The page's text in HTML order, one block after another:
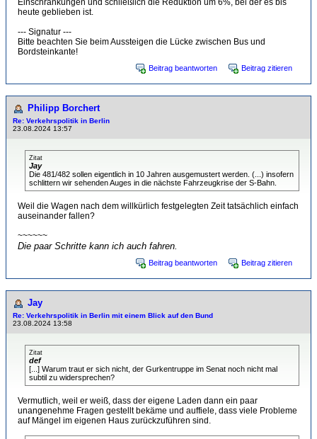
Einschränkungen und schließlich die Reduktion um 6%, bei der es bis
heute geblieben ist.
--- Signatur ---
Bitte beachten Sie beim Aussteigen die Lücke zwischen Bus und
Bordsteinkante!
Beitrag beantworten Beitrag zitieren
Philipp Borchert
Re: Verkehrspolitik in Berlin
23.08.2024 13:57
Zitat
Jay
Die 481/482 sollen eigentlich in 10 Jahren ausgemustert werden. (...) insofern
schlittern wir sehenden Auges in die nächste Fahrzeugkrise der S-Bahn.
Weil die Wagen nach dem willkürlich festgelegten Zeit tatsächlich einfach
auseinander fallen?
~~~~~~
Die paar Schritte kann ich auch fahren.
Beitrag beantworten Beitrag zitieren
Jay
Re: Verkehrspolitik in Berlin mit einem Blick auf den Bund
23.08.2024 13:58
Zitat
def
[...] Warum traut er sich nicht, der Gurkentruppe im Senat noch nicht mal
subtil zu widersprechen?
Vermutlich, weil er weiß, dass der eigene Laden dann ein paar
unangenehme Fragen gestellt bekäme und auffiele, dass viele Probleme
auf Mängel im eigenen Haus zurückzuführen sind.